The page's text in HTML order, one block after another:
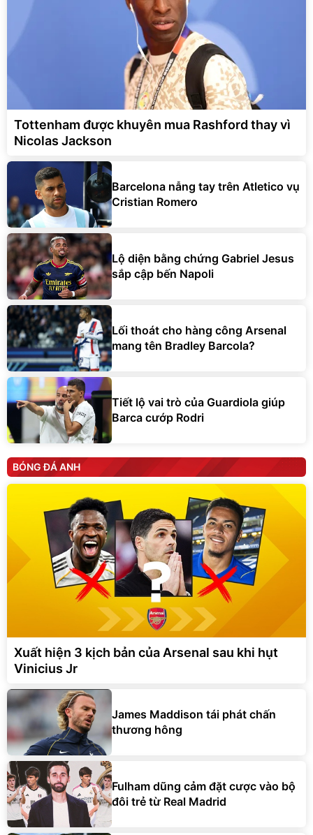
Tottenham được khuyên mua Rashford thay vì
Nicolas Jackson
Barcelona nẫng tay trên Atletico vụ
Cristian Romero
Lộ diện bằng chứng Gabriel Jesus
sắp cập bến Napoli
Lối thoát cho hàng công Arsenal
mang tên Bradley Barcola?
Tiết lộ vai trò của Guardiola giúp
Barca cướp Rodri
BÓNG ĐÁ ANH
Xuất hiện 3 kịch bản của Arsenal sau khi hụt
Vinicius Jr
James Maddison tái phát chấn
thương hông
Fulham dũng cảm đặt cược vào bộ
đôi trẻ từ Real Madrid